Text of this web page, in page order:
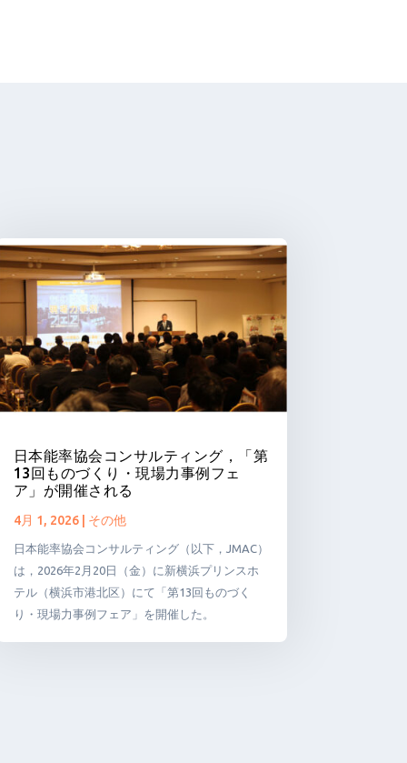
日本能率協会コンサルティング，「第
13回ものづくり・現場力事例フェ
ア」が開催される
4月 1, 2026| その他
日本能率協会コンサルティング（以下，JMAC）
は，2026年2月20日（金）に新横浜プリンスホ
テル（横浜市港北区）にて「第13回ものづく
り・現場力事例フェア」を開催した。